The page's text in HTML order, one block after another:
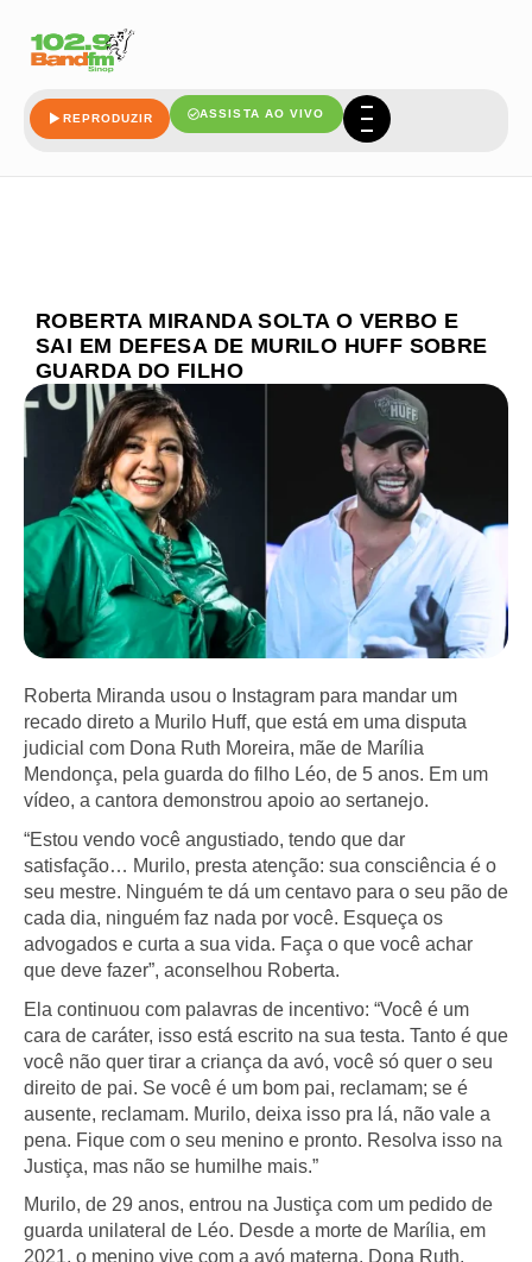
REPRODUZIR ASSISTA AO VIVO
ROBERTA MIRANDA SOLTA O VERBO E
SAI EM DEFESA DE MURILO HUFF SOBRE
GUARDA DO FILHO
Roberta Miranda usou o Instagram para mandar um
recado direto a Murilo Huff, que está em uma disputa
judicial com Dona Ruth Moreira, mãe de Marília
Mendonça, pela guarda do filho Léo, de 5 anos. Em um
vídeo, a cantora demonstrou apoio ao sertanejo.
“Estou vendo você angustiado, tendo que dar
satisfação… Murilo, presta atenção: sua consciência é o
seu mestre. Ninguém te dá um centavo para o seu pão de
cada dia, ninguém faz nada por você. Esqueça os
advogados e curta a sua vida. Faça o que você achar
que deve fazer”, aconselhou Roberta.
Ela continuou com palavras de incentivo: “Você é um
cara de caráter, isso está escrito na sua testa. Tanto é que
você não quer tirar a criança da avó, você só quer o seu
direito de pai. Se você é um bom pai, reclamam; se é
ausente, reclamam. Murilo, deixa isso pra lá, não vale a
pena. Fique com o seu menino e pronto. Resolva isso na
Justiça, mas não se humilhe mais.”
Murilo, de 29 anos, entrou na Justiça com um pedido de
guarda unilateral de Léo. Desde a morte de Marília, em
2021, o menino vive com a avó materna, Dona Ruth.